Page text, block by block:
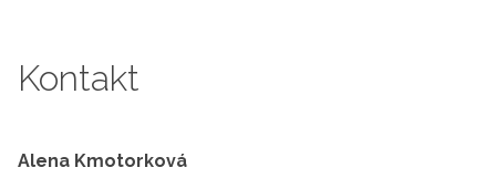
Kontakt
Alena Kmotorková